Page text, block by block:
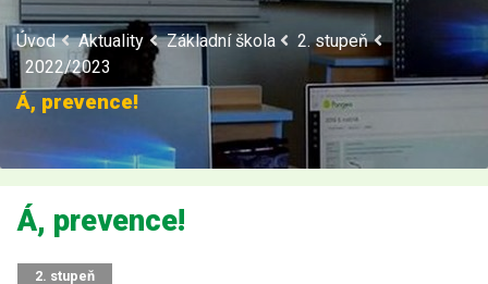
Úvod Aktuality Základní škola
2. stupeň
2022/2023
Á, prevence!
Á, prevence!
2. stupeň